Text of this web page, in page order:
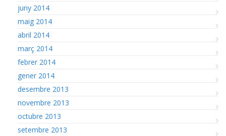
juny 2014
maig 2014
abril 2014
març 2014
febrer 2014
gener 2014
desembre 2013
novembre 2013
octubre 2013
setembre 2013